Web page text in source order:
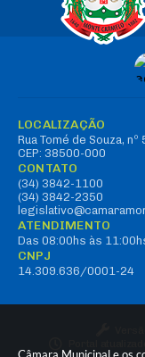
LOCALIZAÇÃO
Rua Tomé de Souza,
CEP: 38500-000
CONTATO
(34) 3842-1100
(34) 3842-2350
ATENDIMENTO
Das 08:00hs às
CNPJ
14.309.636/0001-24